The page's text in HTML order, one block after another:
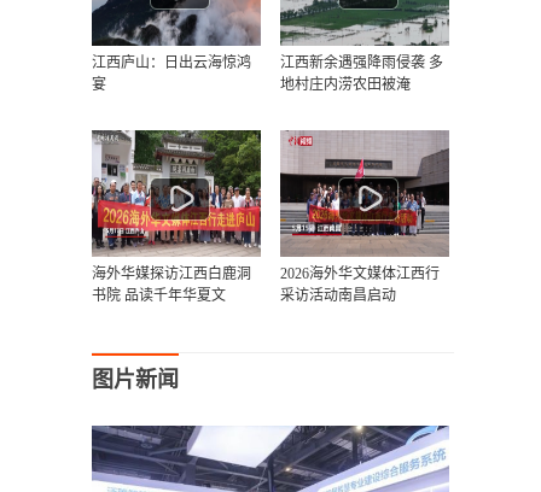
江西庐山：日出云海惊鸿
宴
江西新余遇强降雨侵袭 多
地村庄内涝农田被淹
海外华媒探访江西白鹿洞
书院 品读千年华夏文
2026海外华文媒体江西行
采访活动南昌启动
图片新闻